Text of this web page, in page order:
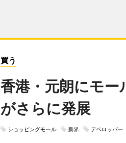
買う
香港・元朗にモ
がさらに発展
ショッピングモール 新界 デベロッパー